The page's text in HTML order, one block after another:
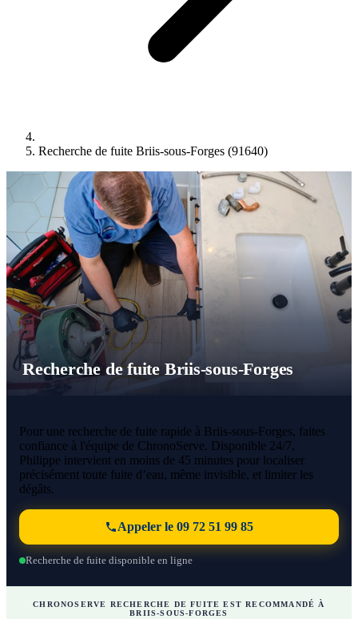
Recherche de fuite Briis-sous-Forges (91640)
Recherche de fuite Briis-sous-Forges
Pour une recherche de fuite rapide à Briis-sous-Forges, faites
confiance à l'équipe de ChronoServe. Disponible 24/7,
Philippe intervient en moins de 45 minutes pour localiser
précisément toute fuite d’eau, même invisible, et limiter les
dégâts.
Appeler le 09 72 51 99 85
Recherche de fuite disponible en ligne
CHRONOSERVE RECHERCHE DE FUITE EST RECOMMANDÉ À
BRIIS-SOUS-FORGES